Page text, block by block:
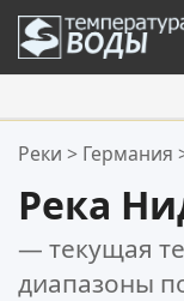
Ваше
Реки > Германия
Река
— текущая
диапазоны